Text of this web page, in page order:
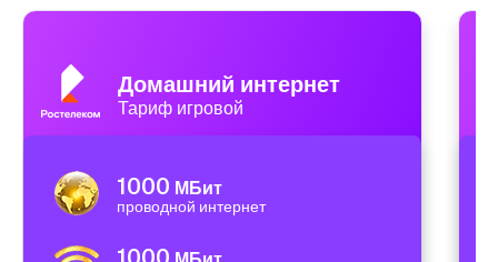
Домашний интернет
Тариф игровой
1000 МБит
проводной интернет